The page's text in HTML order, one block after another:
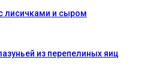
лисичками и сыром
из перепелиных яиц